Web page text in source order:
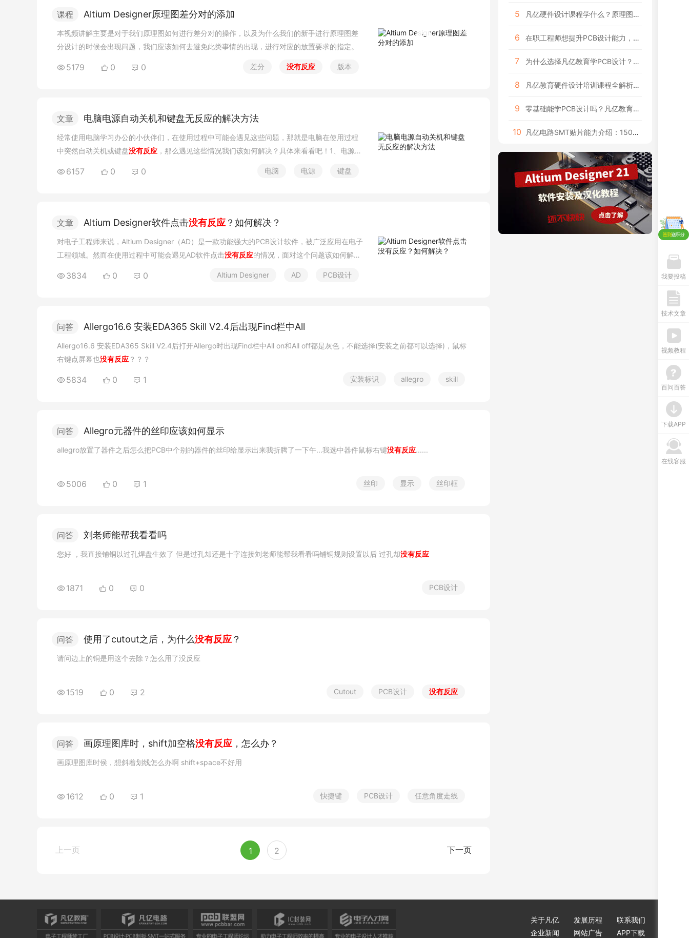
课程 Altium Designer原理图差分对的添加
本视频讲解主要是对于我们原理图如何进行差分对的操作，以及为什么我们的新手进行原理图差
分设计的时候会出现问题，我们应该如何去避免此类事情的出现，进行对应的放置要求的指定。
5179 0 0 差分 没有反应 版本
文章 电脑电源自动关机和键盘无反应的解决方法
经常使用电脑学习办公的小伙伴们，在使用过程中可能会遇见这些问题，那就是电脑在使用过程
中突然自动关机或键盘没有反应 ，那么遇见这些情况我们该如何解决？具体来看看吧！1、电源自
6157 0 0 电脑 电源 键盘
文章 Altium Designer软件点击没有反应 ？如何解决？
对电子工程师来说，Altium Designer（AD）是一款功能强大的PCB设计软件，被广泛应用在电子
工程领域。然而在使用过程中可能会遇见AD软件点击没有反应的情况，面对这个问题该如何解
3834 0 0 Altium Designer AD PCB设计
问答 Allergo16.6 安装EDA365 Skill V2.4后出现Find栏中All
Allergo16.6 安装EDA365 Skill V2.4后打开Allergo时出现Find栏中All on和All off都是灰色，不能选择(安装之前都可以选择)，鼠标
右键点屏幕也没有反应 ？？？
5834 0 1 安装标识 allegro skill
问答 Allegro元器件的丝印应该如何显示
allegro放置了器件之后怎么把PCB中个别的器件的丝印给显示出来我折腾了一下午...我选中器件鼠标右键没有反应......
5006 0 1 丝印 显示 丝印框
问答 刘老师能帮我看看吗
您好 ，我直接铺铜以过孔焊盘生效了 但是过孔却还是十字连接刘老师能帮我看看吗铺铜规则设置以后 过孔却没有反应
1871 0 0 PCB设计
问答 使用了cutout之后，为什么没有反应 ？
请问边上的铜是用这个去除？怎么用了没反应
1519 0 2 Cutout PCB设计 没有反应
问答 画原理图库时，shift加空格没有反应 ，怎么办？
画原理图库时侯，想斜着划线怎么办啊 shift+space不好用
1612 0 1 快捷键 PCB设计 任意角度走线
上一页 1 2 下一页
5 凡亿硬件设计课程学什么？原理图+PCB+调试一条龙
6 在职工程师想提升PCB设计能力，凡亿哪类课程适合你
7 为什么选择凡亿教育学PCB设计？六大课程优势详解
8 凡亿教育硬件设计培训课程全解析：从电路到系统完整覆盖
9 零基础能学PCB设计吗？凡亿教育给你明确答案
10 凡亿电路SMT贴片能力介绍：15000㎡工厂+36条西门子产线
关于凡亿 发展历程
联系我们
企业新闻
网站广告 APP下载
我要投稿
技术文章
视频教程
百问百答
下载APP
在线客服